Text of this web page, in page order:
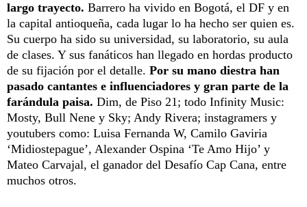
largo trayecto. Barrero ha vivido en Bogotá, el DF y en
la capital antioqueña, cada lugar lo ha hecho ser quien es.
Su cuerpo ha sido su universidad, su laboratorio, su aula
de clases. Y sus fanáticos han llegado en hordas producto
de su fijación por el detalle. Por su mano diestra han
pasado cantantes e influenciadores y gran parte de la
farándula paisa. Dim, de Piso 21; todo Infinity Music:
Mosty, Bull Nene y Sky; Andy Rivera; instagramers y
youtubers como: Luisa Fernanda W, Camilo Gaviria
‘Midiostepague’, Alexander Ospina ‘Te Amo Hijo’ y
Mateo Carvajal, el ganador del Desafío Cap Cana, entre
muchos otros.